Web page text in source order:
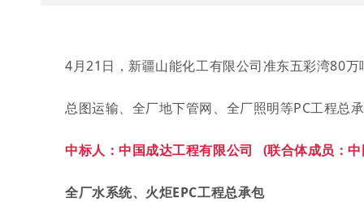
4月21日，新疆山能化工有限公司准东五彩湾80
总图运输、全厂地下管网、全厂照明等PC工程总
中标人：中国成达工程有限公司 (联合体成员：
全厂水系统、火炬EPC工程总承包